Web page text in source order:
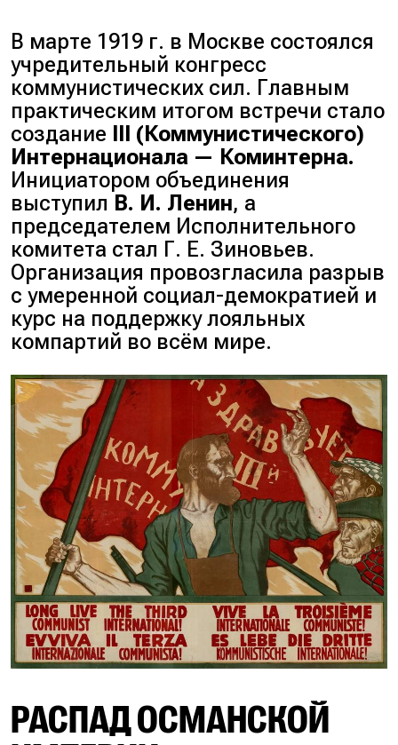
В марте 1919 г. в Москве состоялся
учредительный конгресс
коммунистических сил. Главным
практическим итогом встречи стало
создание III (Коммунистического)
Интернационала — Коминтерна.
Инициатором объединения
выступил В. И. Ленин, а
председателем Исполнительного
комитета стал Г. Е. Зиновьев.
Организация провозгласила разрыв
с умеренной социал-демократией и
курс на поддержку лояльных
компартий во всём мире.
РАСПАД ОСМАНСКОЙ